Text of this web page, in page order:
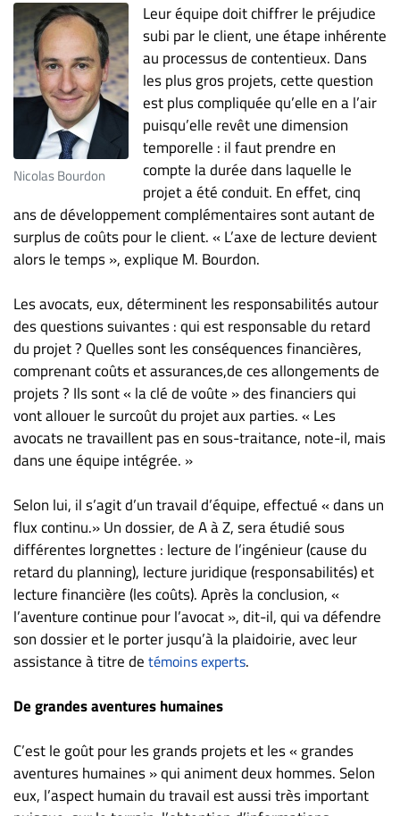
Nicolas Bourdon
Leur équipe doit chiffrer le préjudice
subi par le client, une étape inhérente
au processus de contentieux. Dans
les plus gros projets, cette question
est plus compliquée qu’elle en a l’air
puisqu’elle revêt une dimension
temporelle : il faut prendre en
compte la durée dans laquelle le
projet a été conduit. En effet, cinq
ans de développement complémentaires sont autant de
surplus de coûts pour le client. « L’axe de lecture devient
alors le temps », explique M. Bourdon.
Les avocats, eux, déterminent les responsabilités autour
des questions suivantes : qui est responsable du retard
du projet ? Quelles sont les conséquences financières,
comprenant coûts et assurances,de ces allongements de
projets ? Ils sont « la clé de voûte » des financiers qui
vont allouer le surcoût du projet aux parties. « Les
avocats ne travaillent pas en sous-traitance, note-il, mais
dans une équipe intégrée. »
Selon lui, il s’agit d’un travail d’équipe, effectué « dans un
flux continu.» Un dossier, de A à Z, sera étudié sous
différentes lorgnettes : lecture de l’ingénieur (cause du
retard du planning), lecture juridique (responsabilités) et
lecture financière (les coûts). Après la conclusion, «
l’aventure continue pour l’avocat », dit-il, qui va défendre
son dossier et le porter jusqu’à la plaidoirie, avec leur
assistance à titre de témoins experts.
De grandes aventures humaines
C’est le goût pour les grands projets et les « grandes
aventures humaines » qui animent deux hommes. Selon
eux, l’aspect humain du travail est aussi très important